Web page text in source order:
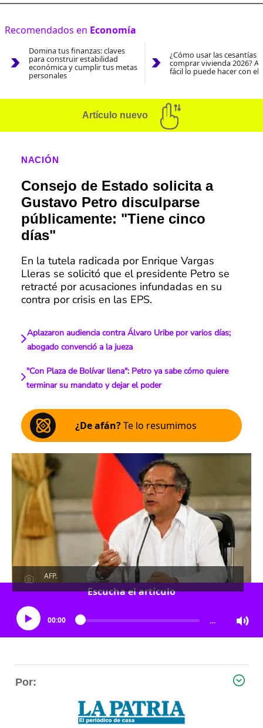
Recomendados en Economía
Domina tus finanzas: claves
para construir estabilidad
económica y cumplir tus metas
personales
¿Cómo usar las cesantías
comprar vivienda 2026?
fácil lo puede hacer con el
Artículo nuevo
NACIÓN
Consejo de Estado solicita a
Gustavo Petro disculparse
públicamente: "Tiene cinco
días"
En la tutela radicada por Enrique Vargas
Lleras se solicitó que el presidente Petro se
retracté por acusaciones infundadas en su
contra por crisis en las EPS.
Aplazaron audiencia contra Álvaro Uribe por varios días;
abogado convenció a la jueza
"Con Plaza de Bolívar llena": Petro ya sabe cómo quiere
terminar su mandato y dejar el poder
¿De afán?Te lo resumimos
AFP.
Escucha el artículo
00:00 …
Por: